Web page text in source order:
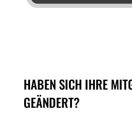
HABEN SICH IHRE
GEÄNDERT?